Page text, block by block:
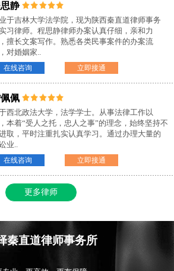
静
于吉林大学法学院，现为陕西秦直道律师事务
习律师。程思静律师办案认真仔细，亲和力
擅长文案写作。熟悉各类民事案件的办案流
对婚姻家..
在线咨询 立即接通
佩
西北政法大学，法学学士。从事法律工作以
本着“受人之托，忠人之事”的理念，始终坚持不
取，平时注重扎实认真学习。通过办理大量的
业..
在线咨询 立即接通
更多律师
秦直道律师事务所